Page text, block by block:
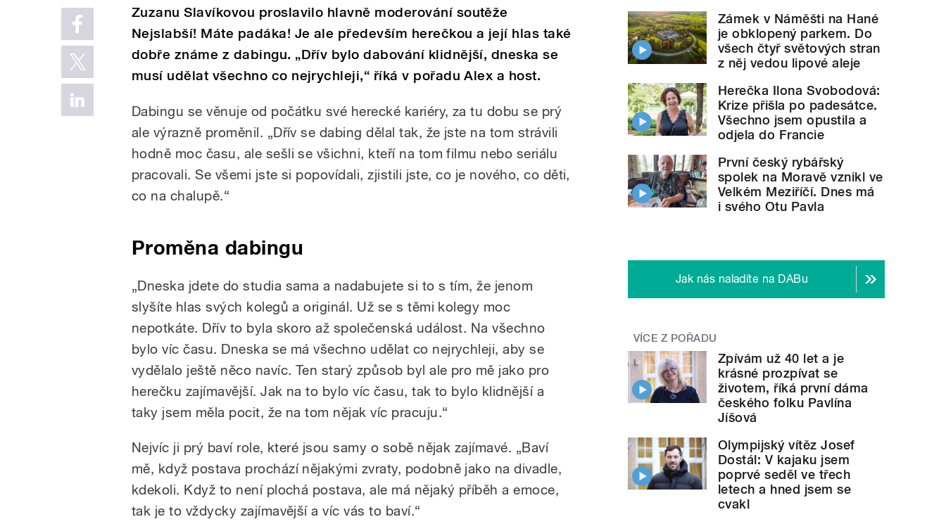
Zuzanu Slavíkovou proslavilo hlavně moderování soutěže
Nejslabší! Máte padáka! Je ale především herečkou a její hlas také
dobře známe z dabingu. „Dřív bylo dabování klidnější, dneska se
musí udělat všechno co nejrychleji,“ říká v pořadu Alex a host.
Dabingu se věnuje od počátku své herecké kariéry, za tu dobu se prý
ale výrazně proměnil. „Dřív se dabing dělal tak, že jste na tom strávili
hodně moc času, ale sešli se všichni, kteří na tom filmu nebo seriálu
pracovali. Se všemi jste si popovídali, zjistili jste, co je nového, co děti,
co na chalupě.“
Proměna dabingu
„Dneska jdete do studia sama a nadabujete si to s tím, že jenom
slyšíte hlas svých kolegů a originál. Už se s těmi kolegy moc
nepotkáte. Dřív to byla skoro až společenská událost. Na všechno
bylo víc času. Dneska se má všechno udělat co nejrychleji, aby se
vydělalo ještě něco navíc. Ten starý způsob byl ale pro mě jako pro
herečku zajímavější. Jak na to bylo víc času, tak to bylo klidnější a
taky jsem měla pocit, že na tom nějak víc pracuju.“
Nejvíc ji prý baví role, které jsou samy o sobě nějak zajímavé. „Baví
mě, když postava prochází nějakými zvraty, podobně jako na divadle,
kdekoli. Když to není plochá postava, ale má nějaký příběh a emoce,
tak je to vždycky zajímavější a víc vás to baví.“
Zámek v Náměšti na Hané
je obklopený parkem. Do
všech čtyř světových stran
z něj vedou lipové aleje
Herečka Ilona Svobodová:
Krize přišla po padesátce.
Všechno jsem opustila a
odjela do Francie
První český rybářský
spolek na Moravě vznikl ve
Velkém Meziříčí. Dnes má
i svého Otu Pavla
Jak nás naladíte na DABu
VÍCE Z POŘADU
Zpívám už 40 let a je
krásné prozpívat se
životem, říká první dáma
českého folku Pavlína
Jíšová
Olympijský vítěz Josef
Dostál: V kajaku jsem
poprvé seděl ve třech
letech a hned jsem se
cvakl